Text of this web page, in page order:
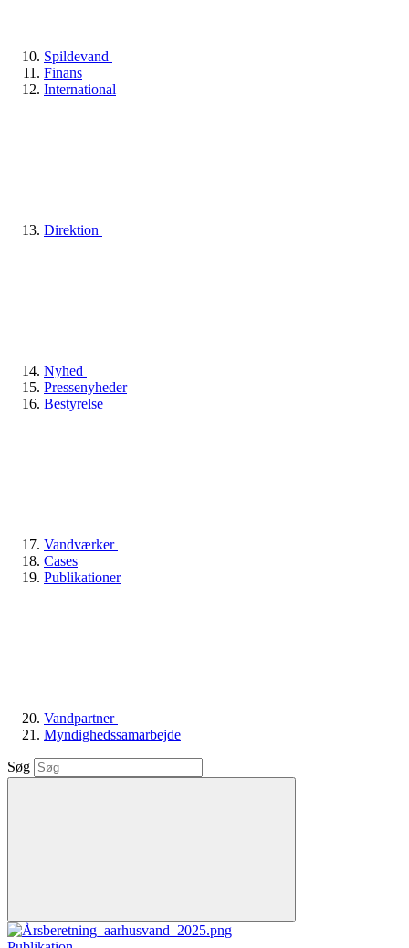
Spildevand
Finans
International
Direktion
Nyhed
Pressenyheder
Bestyrelse
Vandværker
Cases
Publikationer
Vandpartner
Myndighedssamarbejde
Søg